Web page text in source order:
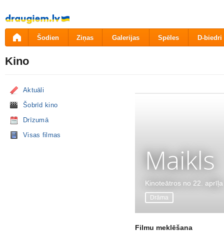
Pāriet
uz
saturu
Šodien Ziņas Galerijas Spēles D-biedri
Kino
Aktuāli
Šobrīd kino
Drīzumā
Visas filmas
Maikls
Kinoteātros no 22. aprīļa
Drāma
Filmu meklēšana